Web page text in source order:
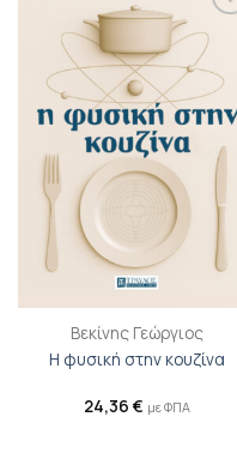
Προσθήκη
βιβλίου
στη λίστα
επιθυμιών
Βεκίνης Γεώργιος
Η φυσική στην κουζίνα
24,36 € με ΦΠΑ